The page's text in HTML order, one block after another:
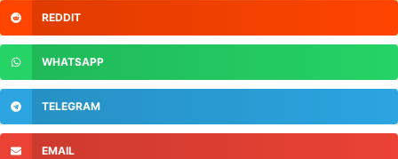
REDDIT
WHATSAPP
TELEGRAM
EMAIL